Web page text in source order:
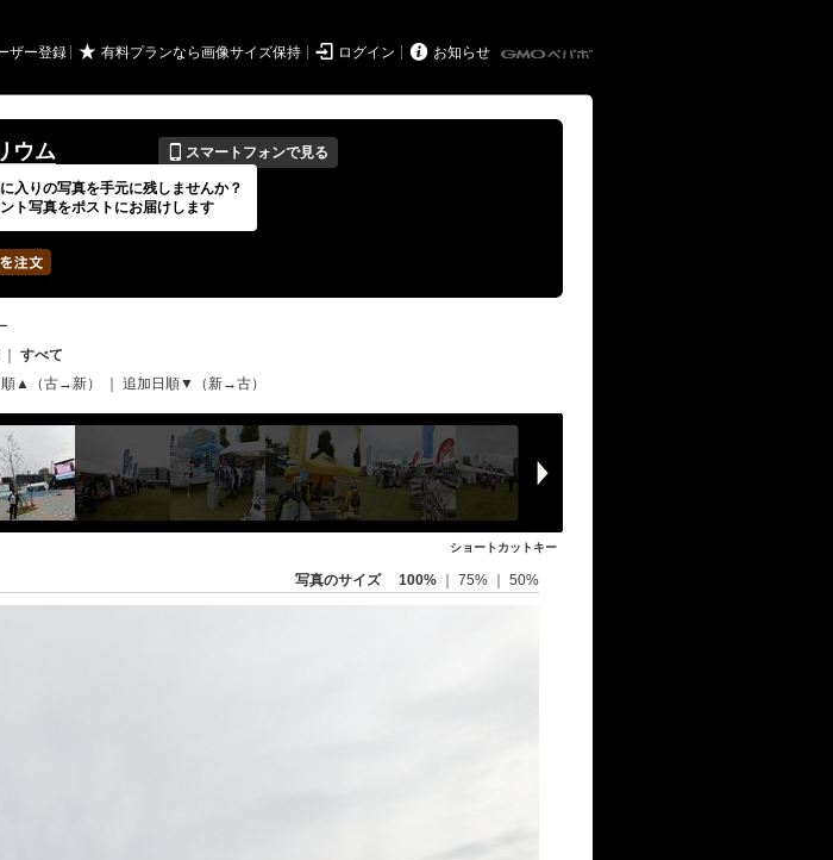
ザー登録 ★ 有料プランなら画像サイズ保持  ログイン  お知らせ
ウム 📱 スマートフォンで見る
イベントの期間
---
枚
すべて
▲（古→新） 追加日順▼（新→古）
ショートカットキー
写真のサイズ 100% 75% 50%
入りの写真を手元に残しませんか？
ト写真をポストにお届けします